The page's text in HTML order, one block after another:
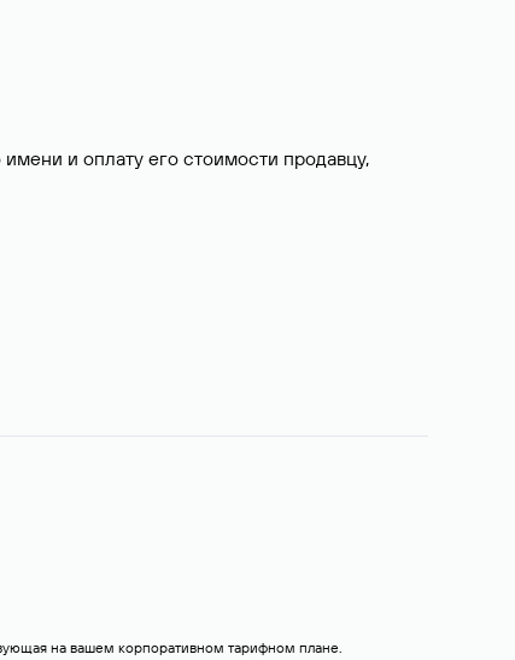
и оплату его стоимости продавцу,
на вашем корпоративном тарифном плане.